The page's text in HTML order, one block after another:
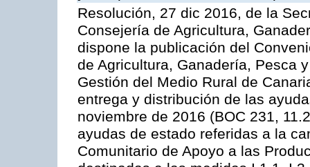
Resolución, 27 dic 2016, de la
Consejería de Agricultura,
dispone la publicación del
de Agricultura, Ganadería, Pesca
Gestión del Medio Rural de
entrega y distribución de las
noviembre de 2016 (BOC 231,
ayudas de estado referidas a la
Comunitario de Apoyo a las